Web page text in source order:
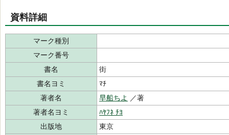
資料詳細
マーク種別
マーク番号
書名
街
書名ヨミ
ﾏﾁ
著者名
早船ちよ
／著
著者名ヨミ
ﾊﾔﾌﾈ ﾁﾖ
出版地
東京